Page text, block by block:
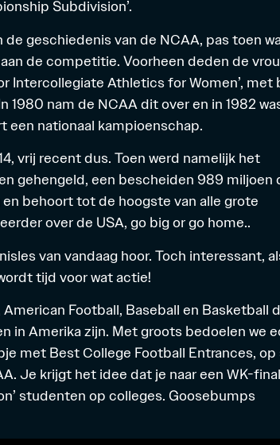
Subdivision’.
geschiedenis van de NCAA, pas toen
de competitie. Voorheen deden de
Intercollegiate Athletics for Women’, met
nam de NCAA dit over en in 1982
een nationaal kampioenschap.
vrij recent dus. Toen werd namelijk het
gehengeld, een bescheiden 989 miljoen
en behoort tot de hoogste van alle grote
over de USA, go big or go home..
van vandaag hoor. Toch interessant,
tijd voor wat actie!
Football, Baseball en Basketball
in Amerika zijn. Met groots bedoelen we
met Best College Football Entrances,
Je krijgt het idee dat je naar een WK-
studenten op colleges. Goosebumps